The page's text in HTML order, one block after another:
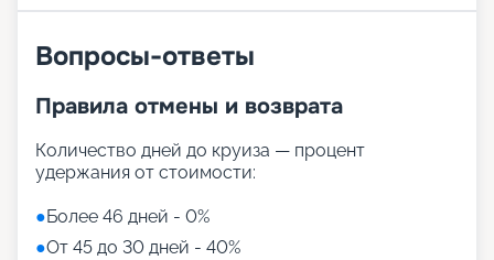
Вопросы-ответы
Правила отмены и возврата
Количество дней до круиза — процент
удержания от стоимости:
●Более 46 дней - 0%
●От 45 до 30 дней - 40%